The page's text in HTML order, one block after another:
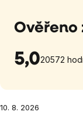
Ověřeno
5,020572
10. 8. 2026